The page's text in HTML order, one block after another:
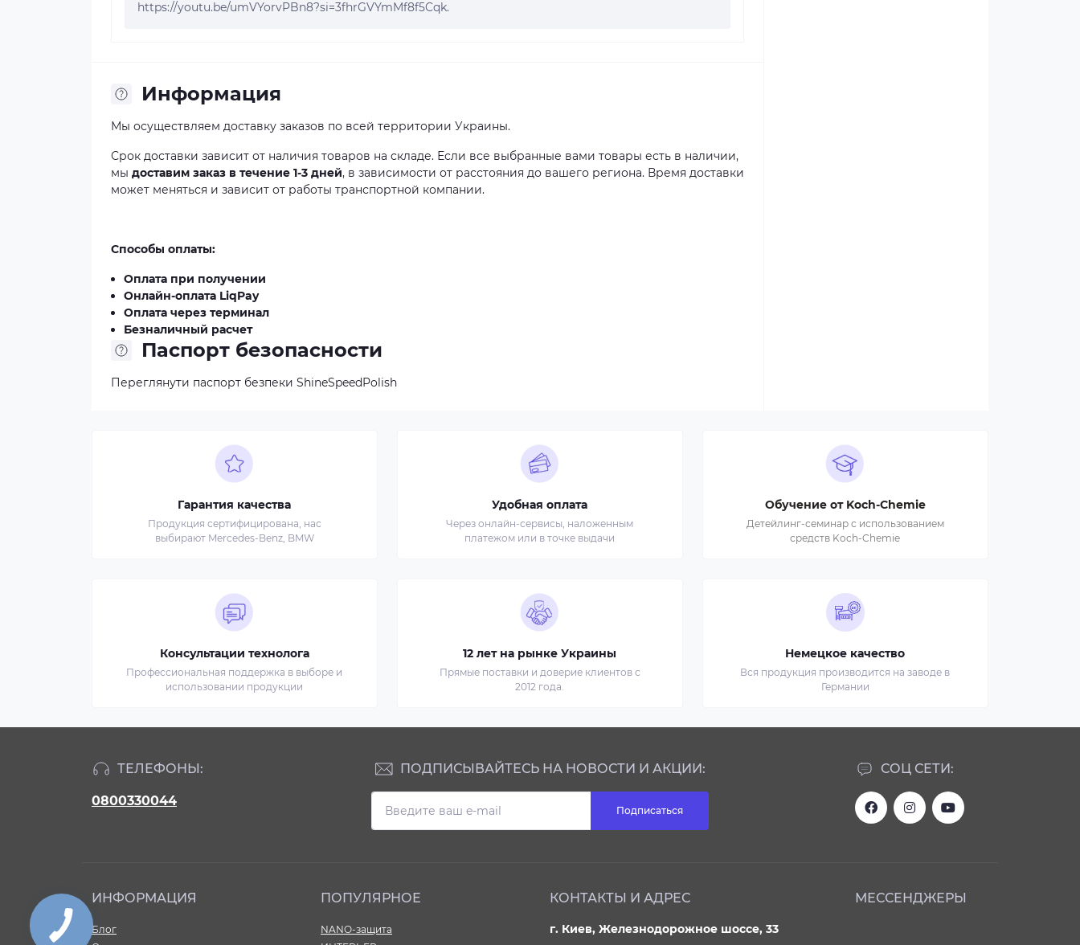
https://youtu.be/umVYorvPBn8?si=3fhrGVYmMf8f5Cqk.
Информация
Мы осуществляем доставку заказов по всей территории Украины.
Срок доставки зависит от наличия товаров на складе. Если все выбранные вами товары есть в наличии,
мы доставим заказ в течение 1-3 дней, в зависимости от расстояния до вашего региона. Время доставки
может меняться и зависит от работы транспортной компании.
Способы оплаты:
Оплата при получении
Онлайн-оплата LiqPay
Оплата через терминал
Безналичный расчет
Паспорт безопасности
Переглянути паспорт безпеки ShineSpeedPolish
Гарантия качества
Продукция сертифицирована, нас
выбирают Mercedes-Benz, BMW
Удобная оплата
Через онлайн-сервисы, наложенным
платежом или в точке выдачи
Обучение от Koch-Chemie
Детейлинг-семинар с использованием
средств Koch-Chemie
Консультации технолога
Профессиональная поддержка в выборе и
использовании продукции
12 лет на рынке Украины
Прямые поставки и доверие клиентов с
2012 года.
Немецкое качество
Вся продукция производится на заводе в
Германии
ТЕЛЕФОНЫ:
0800330044
СОЦ СЕТИ:
ПОДПИСЫВАЙТЕСЬ НА НОВОСТИ И АКЦИИ:
Подписаться
ИНФОРМАЦИЯ
Блог
ПОПУЛЯРНОЕ
NANO-защита
КОНТАКТЫ И АДРЕС
г. Киев, Железнодорожное шоссе, 33
МЕССЕНДЖЕРЫ